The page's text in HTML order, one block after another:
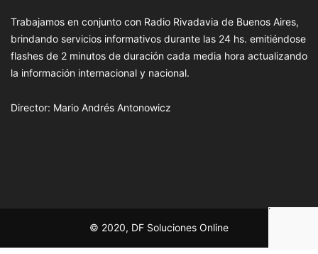
Trabajamos en conjunto con Radio Rivadavia de Buenos Aires,
brindando servicios informativos durante las 24 hs. emitiéndose
flashes de 2 minutos de duración cada media hora actualizando
la información internacional y nacional.
Director: Mario Andrés Antonowicz
© 2020, DF Soluciones Online